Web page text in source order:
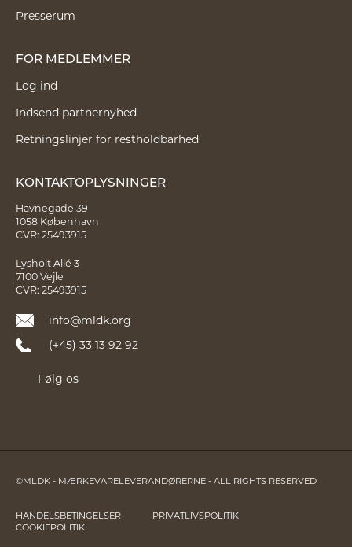
Presserum
FOR MEDLEMMER
Log ind
Indsend partnernyhed
Retningslinjer for restholdbarhed
KONTAKTOPLYSNINGER
Havnegade 39
1058 København
CVR: 25493915
Lysholt Allé 3
7100 Vejle
CVR: 25493915
info@mldk.org
(+45) 33 13 92 92
Følg os
©MLDK - MÆRKEVARELEVERANDØRERNE - ALL RIGHTS RESERVED
HANDELSBETINGELSER
PRIVATLIVSPOLITIK
COOKIEPOLITIK